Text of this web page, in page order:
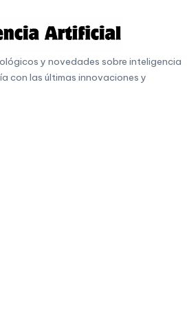
y novedades sobre inteligencia
con las últimas innovaciones y